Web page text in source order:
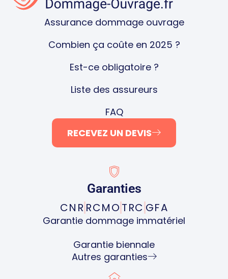
Assurance dommage ouvrage
Combien ça coûte en 2025 ?
Est-ce obligatoire ?
Liste des assureurs
FAQ
RECEVEZ UN DEVIS
Garanties
CNR RCMO TRC GFA
Garantie dommage immatériel
Garantie biennale
Autres garanties